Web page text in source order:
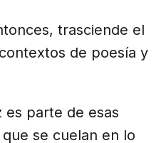
trasciende el
de poesía y
es parte de esas
se cuelan en lo